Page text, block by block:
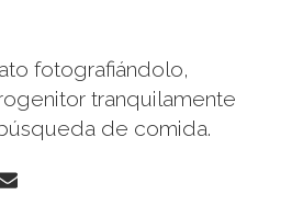
fotografiándolo,
tranquilamente
de comida.